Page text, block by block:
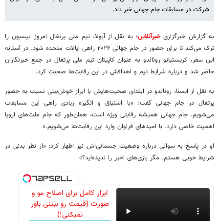
شرکت در مسابقات جام جهانی خبر داد.
به گزارش خبرگزاریخبرآنلاین؛ به نقل از آبولا، تیم ملی پرتغال امروز لیسبون را
ترک می‌کند تا برای حضور در جام جهانی ۲۰۲۶ راهی ایالات متحده شود. در آستانه
این سفر، کریستیانو رونالدو به عنوان کاپیتان تیم ملی پرتغال در جمع خبرنگاران
حاضر شد و درباره شرایط تیم و اهدافش در این رقابت‌ها صحبت کرد.
به نقل از ایسنا، رونالدو در ابتدای صحبت‌هایش با ابراز خوش‌بینی نسبت به حضور
پرتغال در جام جهانی گفت: «با اشتیاق و انگیزه زیادی راهی این مسابقات
می‌شویم. جام جهانی همیشه رقابتی ویژه است، همان‌طور که جام ملت‌های اروپا
اهمیت خاصی دارد. با امیدهای فراوان وارد این رقابت‌ها می‌شویم.»
او در پاسخ به سوالی درباره وضعیت جسمانی‌اش نیز اظهار کرد: «از نظر بدنی در
شرایط خوبی هستم. مگر بازی‌های اخیر را ندیده‌اید؟»
ابزار کامل برای اصلاح مو و
صورت (قیمت رو ببینی باور
نمیکنی!)